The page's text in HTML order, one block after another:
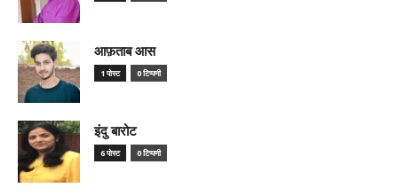
आफ़ताब आस
1 पोस्ट 0 टिप्पणी
इंदु बारोट
6 पोस्ट 0 टिप्पणी